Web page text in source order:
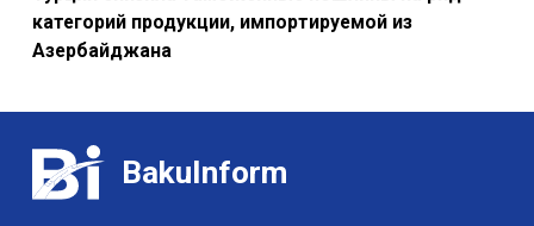
категорий продукции, импортируемой из
Азербайджана
BakuInform